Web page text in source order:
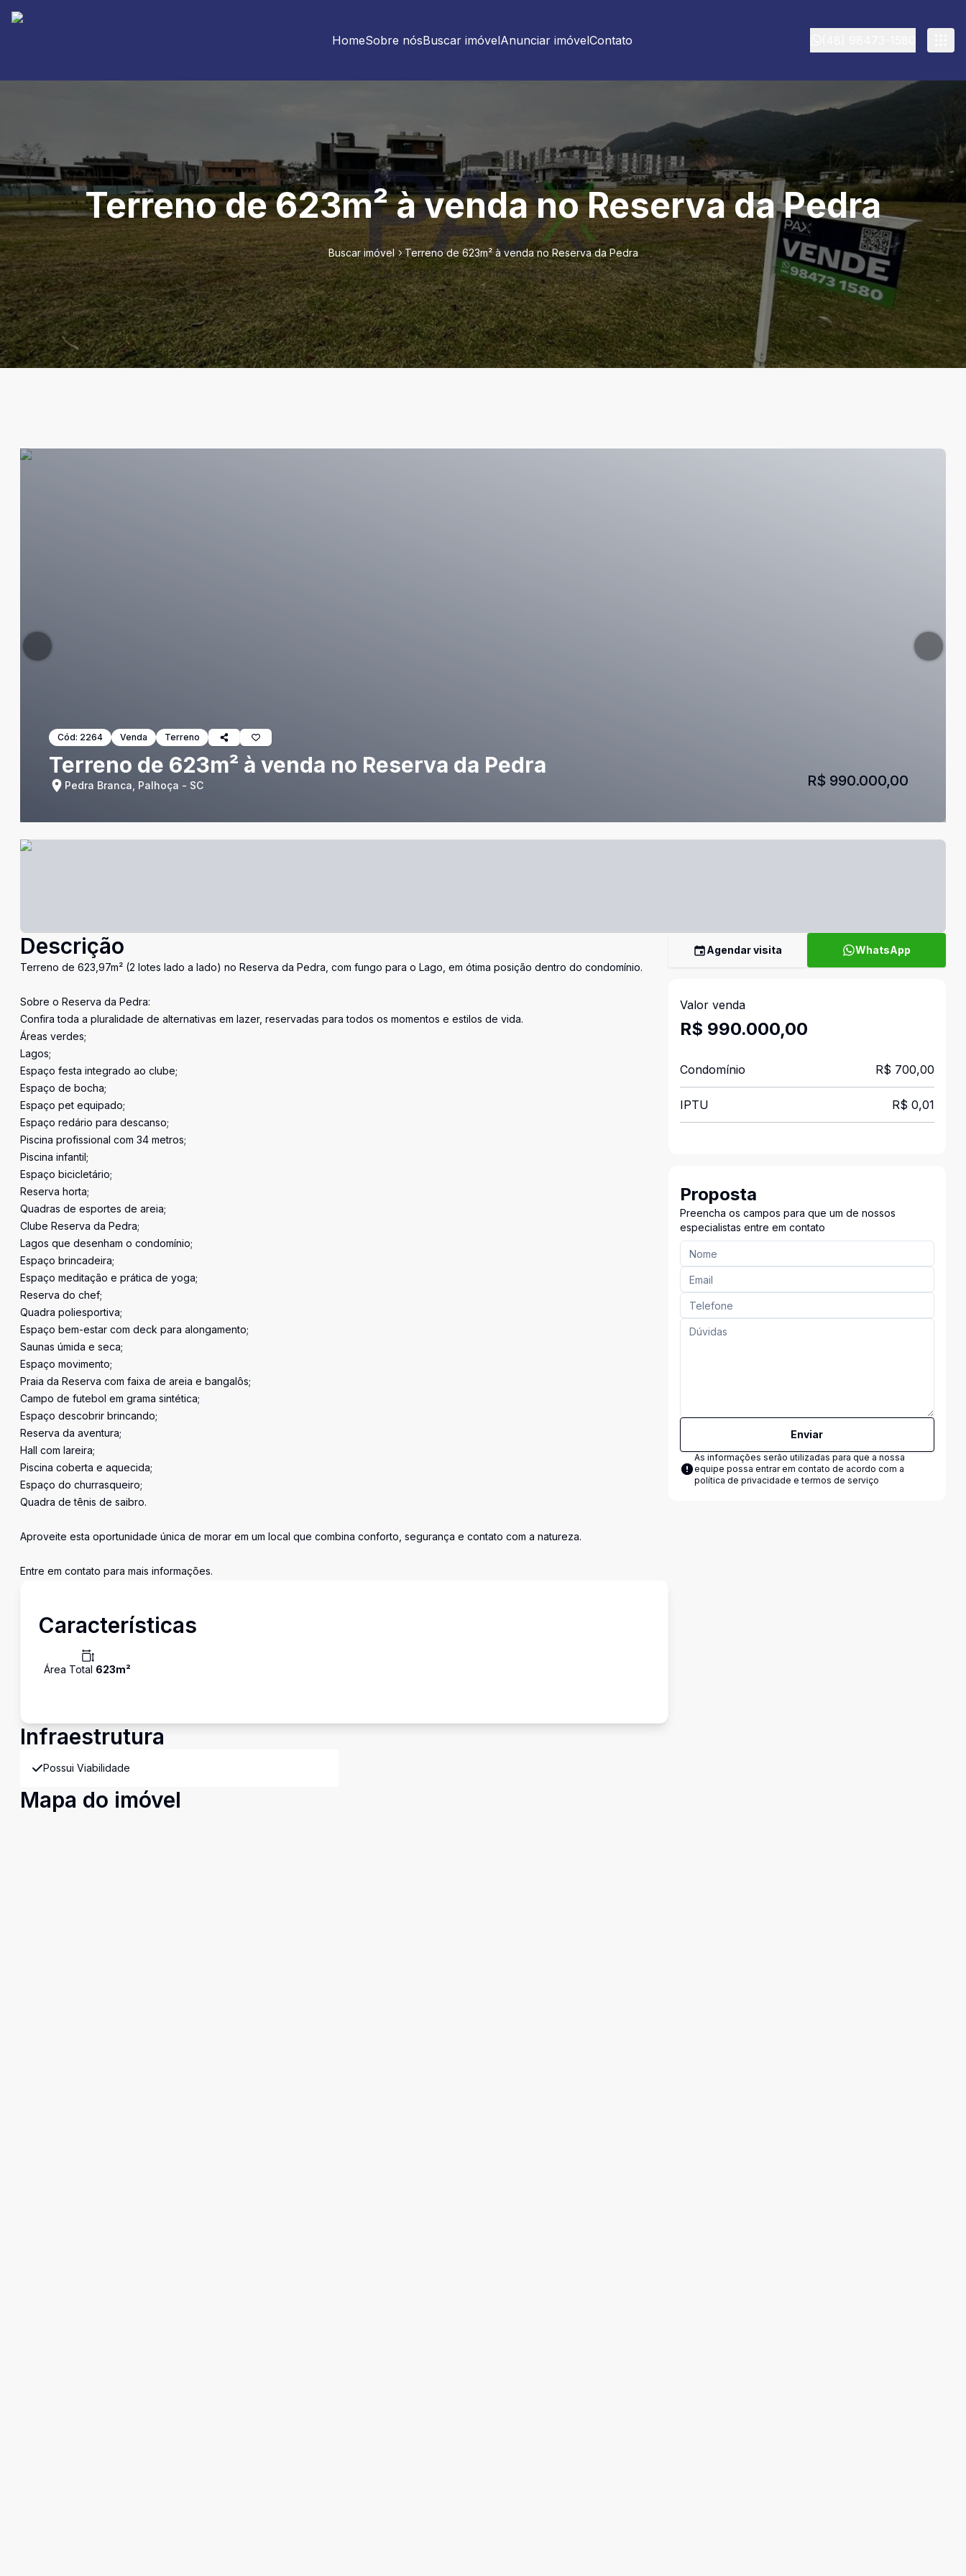
HomeSobre nósBuscar imóvelAnunciar imóvelContato
Terreno de 623m² à venda no Reserva da Pedra
Buscar imóvel Terreno de 623m² à venda no Reserva da Pedra
Cód: 2264 Venda Terreno
Terreno de 623m² à venda no Reserva da Pedra
Pedra Branca, Palhoça - SC R$ 990.000,00
Descrição
Terreno de 623,97m² (2 lotes lado a lado) no Reserva da Pedra, com fungo para o Lago, em ótima posição dentro do condomínio.
Sobre o Reserva da Pedra:
Confira toda a pluralidade de alternativas em lazer, reservadas para todos os momentos e estilos de vida.
Áreas verdes;
Lagos;
Espaço festa integrado ao clube;
Espaço de bocha;
Espaço pet equipado;
Espaço redário para descanso;
Piscina profissional com 34 metros;
Piscina infantil;
Espaço bicicletário;
Reserva horta;
Quadras de esportes de areia;
Clube Reserva da Pedra;
Lagos que desenham o condomínio;
Espaço brincadeira;
Espaço meditação e prática de yoga;
Reserva do chef;
Quadra poliesportiva;
Espaço bem-estar com deck para alongamento;
Saunas úmida e seca;
Espaço movimento;
Praia da Reserva com faixa de areia e bangalôs;
Campo de futebol em grama sintética;
Espaço descobrir brincando;
Reserva da aventura;
Hall com lareira;
Piscina coberta e aquecida;
Espaço do churrasqueiro;
Quadra de tênis de saibro.
Aproveite esta oportunidade única de morar em um local que combina conforto, segurança e contato com a natureza.
Entre em contato para mais informações.
Características
Área Total 623m²
Infraestrutura
Possui Viabilidade
Mapa do imóvel
Agendar visita WhatsApp
Valor venda
R$ 990.000,00
Condomínio R$ 700,00
IPTU R$ 0,01
Proposta
Preencha os campos para que um de nossos
especialistas entre em contato
Enviar
As informações serão utilizadas para que a nossa
equipe possa entrar em contato de acordo com a
política de privacidade e termos de serviço